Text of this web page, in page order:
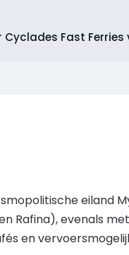
Fast Ferries
eiland
evenals
en